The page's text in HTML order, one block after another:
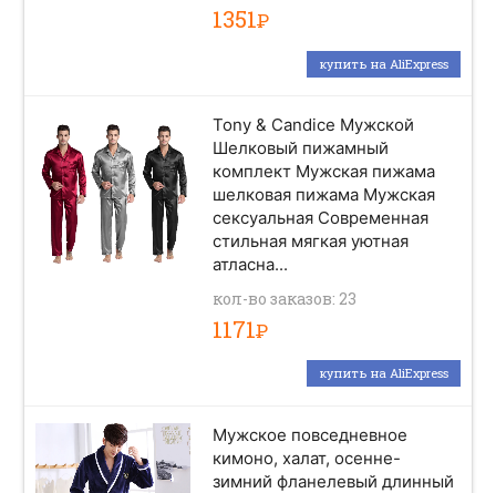
1351Р
купить на AliExpress
Tony & Candice Мужской
Шелковый пижамный
комплект Мужская пижама
шелковая пижама Мужская
сексуальная Современная
стильная мягкая уютная
атласна...
кол-во заказов: 23
1171Р
купить на AliExpress
Мужское повседневное
кимоно, халат, осенне-
зимний фланелевый длинный